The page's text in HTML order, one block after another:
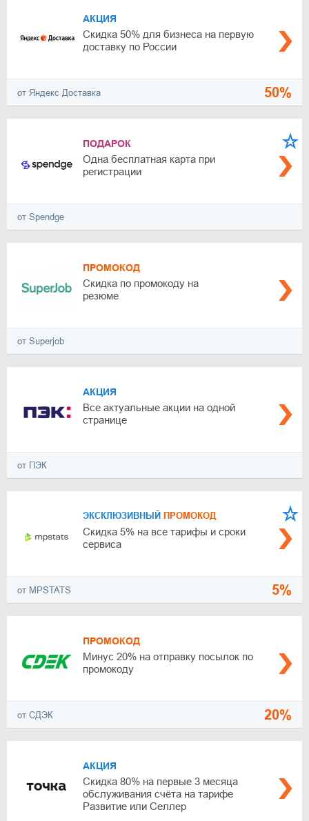
АКЦИЯ
Скидка 50% для бизнеса на первую
доставку по России
от Яндекс Доставка 50%
ПОДАРОК
Одна бесплатная карта при
регистрации
от Spendge
ПРОМОКОД
Скидка по промокоду на
резюме
от Superjob
АКЦИЯ
Все актуальные акции на одной
странице
от ПЭК
ЭКСКЛЮЗИВНЫЙ ПРОМОКОД
Скидка 5% на все тарифы и сроки
сервиса
от MPSTATS 5%
ПРОМОКОД
Минус 20% на отправку посылок по
промокоду
от СДЭК 20%
АКЦИЯ
Скидка 80% на первые 3 месяца
обслуживания счёта на тарифе
Развитие или Селлер